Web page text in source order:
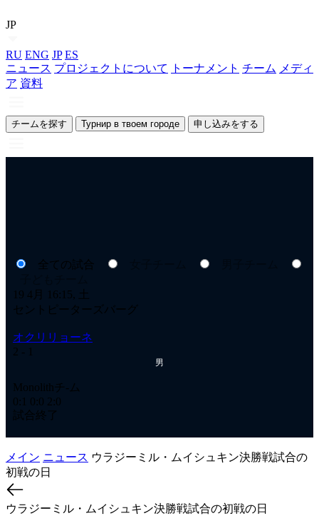
JP
RU ENG JP ES
ニュース プロジェクトについて トーナメント チーム メディ
ア 資料
チームを探す Турнир в твоем городе 申し込みをする
全ての試合
19 4月 16:15, 土
セントピーターズバーグ
オクリリョーネ
2 - 1
男
Monolithチ-ム
0:1 0:0 2:0
試合終了
メイン ニュース ウラジーミル・ムイシュキン決勝戦試合の
初戦の日
ウラジーミル・ムイシュキン決勝戦試合の初戦の日